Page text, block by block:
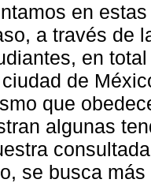
en
a través de
en
de
que
algunas
se busca